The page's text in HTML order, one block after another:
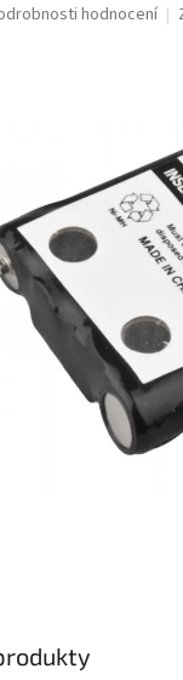
hodnocení